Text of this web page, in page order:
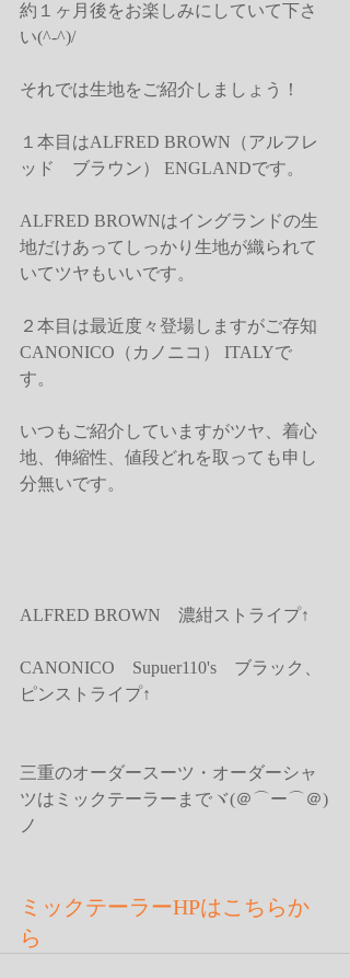
約１ヶ月後をお楽しみにしていて下さ
い(^-^)/
それでは生地をご紹介しましょう！
１本目はALFRED BROWN（アルフレ
ッド　ブラウン） ENGLANDです。
ALFRED BROWNはイングランドの生
地だけあってしっかり生地が織られて
いてツヤもいいです。
２本目は最近度々登場しますがご存知
CANONICO（カノニコ） ITALYで
す。
いつもご紹介していますがツヤ、着心
地、伸縮性、値段どれを取っても申し
分無いです。
ALFRED BROWN　濃紺ストライプ↑
CANONICO　Supuer110's　ブラック、
ピンストライプ↑
三重のオーダースーツ・オーダーシャ
ツはミックテーラーまでヾ(＠⌒ー⌒＠)
ノ
ミックテーラーHPはこちらか
ら